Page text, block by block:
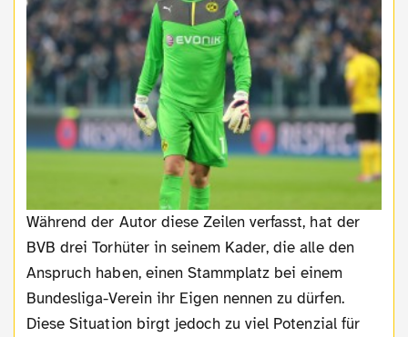
Während der Autor diese Zeilen verfasst, hat der
BVB drei Torhüter in seinem Kader, die alle den
Anspruch haben, einen Stammplatz bei einem
Bundesliga-Verein ihr Eigen nennen zu dürfen.
Diese Situation birgt jedoch zu viel Potenzial für